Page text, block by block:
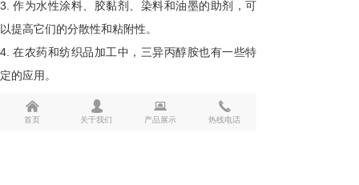
3.作为水性涂料、胶黏剂、染料和油墨的助剂，可
以提高它们的分散性和粘附性。
4.在农药和纺织品加工中，三异丙醇胺也有一些特
定的应用。
낀
首页
넙
关于我们
뀵
产品展示
끅
热线电话